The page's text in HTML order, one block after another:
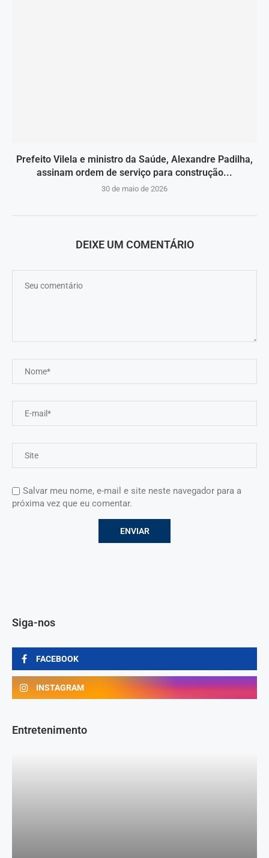
Prefeito Vilela e ministro da Saúde, Alexandre Padilha,
assinam ordem de serviço para construção...
30 de maio de 2026
DEIXE UM COMENTÁRIO
Salvar meu nome, e-mail e site neste navegador para a
próxima vez que eu comentar.
Siga-nos
FACEBOOK
INSTAGRAM
Entretenimento